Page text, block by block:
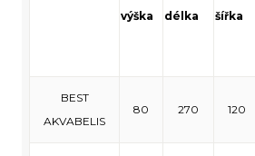
výška délka šířka
BEST
AKVABELIS
80 270 120